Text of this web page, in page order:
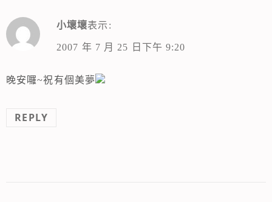
小壞壞表示:
2007 年 7 月 25 日下午 9:20
晚安囉~祝有個美夢
REPLY